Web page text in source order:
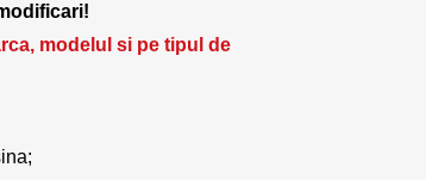
modelul si pe tipul de